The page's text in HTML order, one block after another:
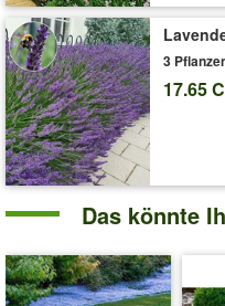
3
17.65
Das könnte